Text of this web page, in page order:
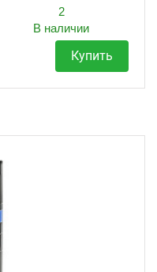
2
В наличии
Купить